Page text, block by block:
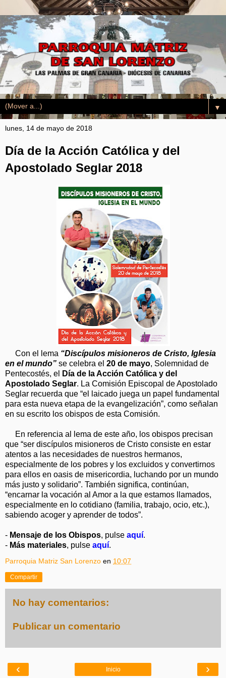
▼
lunes, 14 de mayo de 2018
Día de la Acción Católica y del
Apostolado Seglar 2018
Con el lema “Discípulos misioneros de Cristo, Iglesia
en el mundo” se celebra el 20 de mayo, Solemnidad de
Pentecostés, el
Día de la Acción Católica y del
Apostolado Seglar. La Comisión Episcopal de Apostolado
Seglar recuerda que “el laicado juega un papel fundamental
para esta nueva etapa de la evangelización”, como señalan
en su escrito los obispos de esta Comisión.
En referencia al lema de este año, los obispos precisan
que “ser discípulos misioneros de Cristo consiste en estar
atentos a las necesidades de nuestros hermanos,
especialmente de los pobres y los excluidos y convertirnos
para ellos en oasis de misericordia, luchando por un mundo
más justo y solidario”. También significa, continúan,
“encarnar la vocación al Amor a la que estamos llamados,
especialmente en lo cotidiano (familia, trabajo, ocio, etc.),
sabiendo acoger y aprender de todos”.
- Mensaje de los Obispos, pulse aquí.
- Más materiales, pulse aquí.
Parroquia Matriz San Lorenzo en 10:07
Compartir
No hay comentarios:
Publicar un comentario
‹ ›
Inicio